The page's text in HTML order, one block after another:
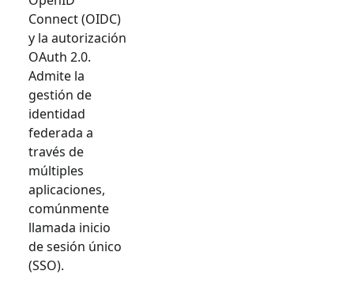
Connect (OIDC)
y la autorización
OAuth 2.0.
Admite la
gestión de
identidad
federada a
través de
múltiples
aplicaciones,
comúnmente
llamada inicio
de sesión único
(SSO).